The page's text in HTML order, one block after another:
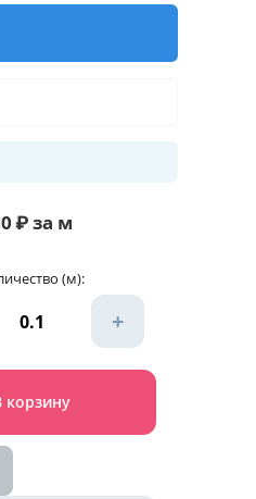
₽за м
(м):
+
корзину